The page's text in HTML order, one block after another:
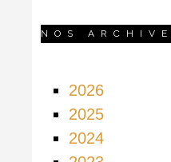
NOS
2026
2025
2024